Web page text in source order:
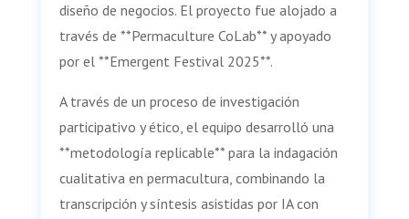
diseño de negocios. El proyecto fue alojado a
través de **Permaculture CoLab** y apoyado
por el **Emergent Festival 2025**.
A través de un proceso de investigación
participativo y ético, el equipo desarrolló una
**metodología replicable** para la indagación
cualitativa en permacultura, combinando la
transcripción y síntesis asistidas por IA con